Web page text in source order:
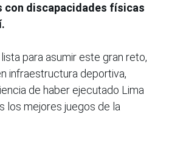
con discapacidades físicas
para asumir este gran reto,
infraestructura deportiva,
de haber ejecutado Lima
los mejores juegos de la